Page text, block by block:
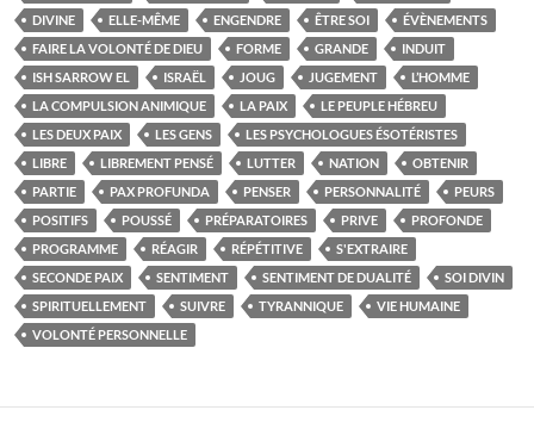
DIVINE
ELLE-MÊME ENGENDRE ÊTRE SOI
ÉVÈNEMENTS
FAIRE LA VOLONTÉ DE DIEU
FORME GRANDE
INDUIT
ISH SARROW EL
ISRAËL JOUG JUGEMENT
L’HOMME
LA COMPULSION ANIMIQUE
LA PAIX
LE PEUPLE HÉBREU
LES DEUX PAIX
LES GENS
LES PSYCHOLOGUES ÉSOTÉRISTES
LIBRE
LIBREMENT PENSÉ LUTTER NATION
OBTENIR
PARTIE
PAX PROFUNDA PENSER PERSONNALITÉ
PEURS
POSITIFS
POUSSÉ PRÉPARATOIRES PRIVE
PROFONDE
PROGRAMME
RÉAGIR RÉPÉTITIVE
S'EXTRAIRE
SECONDE PAIX
SENTIMENT SENTIMENT DE DUALITÉ
SOI DIVIN
SPIRITUELLEMENT
SUIVRE TYRANNIQUE
VIE HUMAINE
VOLONTÉ PERSONNELLE